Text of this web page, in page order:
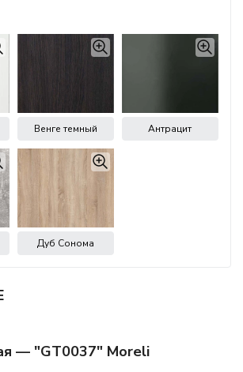
Венге темный Антрацит
Дуб Сонома
— "GT0037" Moreli